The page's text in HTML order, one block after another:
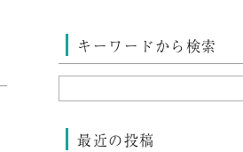
キーワードから検索
最近の投稿